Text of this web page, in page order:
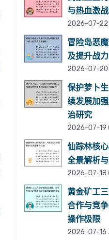
与热血激
2026-07-22
冒险岛恶
及提升战
2026-07-20
保护萝卜
续发展加
治研究
2026-07-19
仙踪林核
全景解析
2026-07-18
黄金矿工
合作与竞
操作极限
2026-07-16